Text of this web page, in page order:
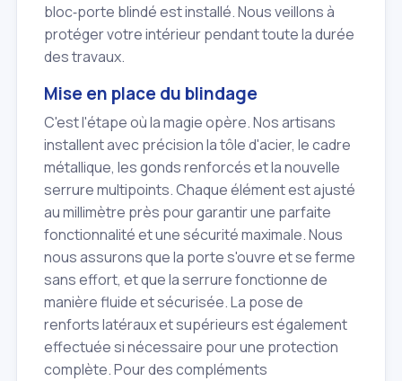
bloc‑porte blindé est installé. Nous veillons à
protéger votre intérieur pendant toute la durée
des travaux.
Mise en place du blindage
C'est l'étape où la magie opère. Nos artisans
installent avec précision la tôle d'acier, le cadre
métallique, les gonds renforcés et la nouvelle
serrure multipoints. Chaque élément est ajusté
au millimètre près pour garantir une parfaite
fonctionnalité et une sécurité maximale. Nous
nous assurons que la porte s'ouvre et se ferme
sans effort, et que la serrure fonctionne de
manière fluide et sécurisée. La pose de
renforts latéraux et supérieurs est également
effectuée si nécessaire pour une protection
complète. Pour des compléments